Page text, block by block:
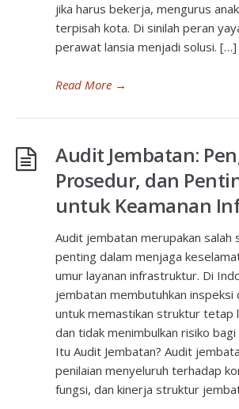
jika harus bekerja, mengurus
terpisah kota. Di sinilah peran
perawat lansia menjadi solusi. […]
Read More →
Audit Jembatan:
Prosedur, dan
untuk Keamanan
Audit jembatan merupakan salah
penting dalam menjaga
umur layanan infrastruktur. Di
jembatan membutuhkan inspeksi
untuk memastikan struktur tetap
dan tidak menimbulkan risiko
Itu Audit Jembatan? Audit
penilaian menyeluruh terhadap
fungsi, dan kinerja struktur